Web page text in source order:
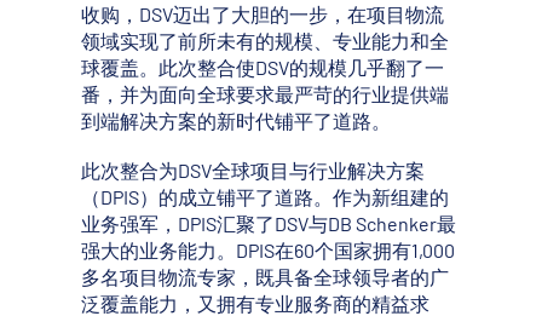
收购，DSV迈出了大胆的一步，在项目物流
领域实现了前所未有的规模、专业能力和全
球覆盖。此次整合使DSV的规模几乎翻了一
番，并为面向全球要求最严苛的行业提供端
到端解决方案的新时代铺平了道路。
此次整合为DSV全球项目与行业解决方案
（DPIS）的成立铺平了道路。作为新组建的
业务强军，DPIS汇聚了DSV与DB Schenker最
强大的业务能力。DPIS在60个国家拥有1,000
多名项目物流专家，既具备全球领导者的广
泛覆盖能力，又拥有专业服务商的精益求